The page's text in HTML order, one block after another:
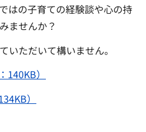
はの子育ての経験談や心の持
ませんか？
いただいて構いません。
）
）